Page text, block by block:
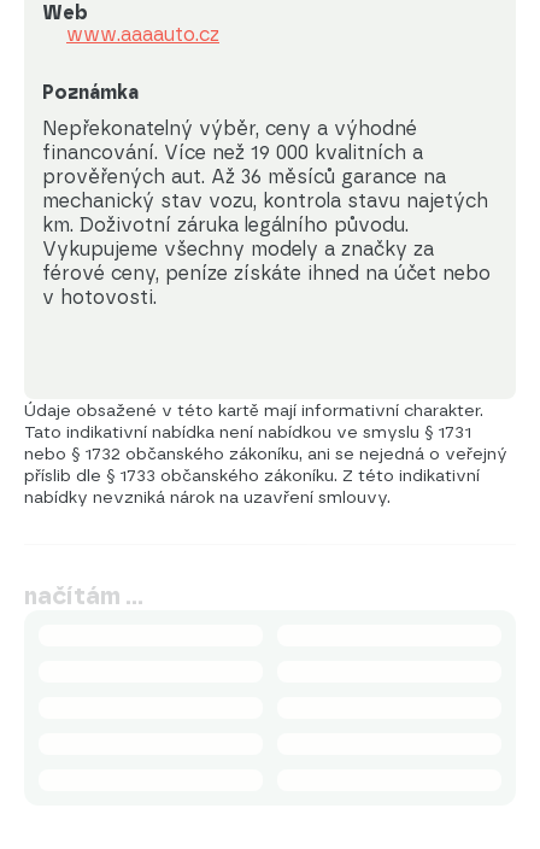
Web
www.aaaauto.cz
Poznámka
Nepřekonatelný výběr, ceny a výhodné
financování. Více než 19 000 kvalitních a
prověřených aut. Až 36 měsíců garance na
mechanický stav vozu, kontrola stavu najetých
km. Doživotní záruka legálního původu.
Vykupujeme všechny modely a značky za
férové ceny, peníze získáte ihned na účet nebo
v hotovosti.
Údaje obsažené v této kartě mají informativní charakter.
Tato indikativní nabídka není nabídkou ve smyslu § 1731
nebo § 1732 občanského zákoníku, ani se nejedná o veřejný
příslib dle § 1733 občanského zákoníku. Z této indikativní
nabídky nevzniká nárok na uzavření smlouvy.
načítám …